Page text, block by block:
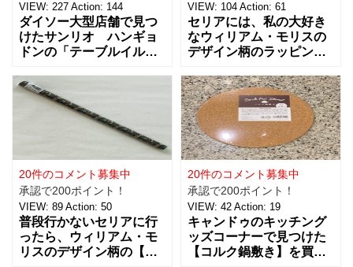
VIEW: 227 Action: 144
ダイソー大型店舗で見つ
けたサンリオ ハンギョ
ドンの「テーブルイルミ
円を買ってきました。 パ
ーティーのテーブルデコ
レーションやおやすみ前
のリラックスタイムに良
さそうな商品で、あの
「ハンギョドン」がデザ
インされたライトは、
VIEW: 104 Action: 61
セリアには、私の大好き
なウィリアム・モリスの
デザイン柄のラッピング
です！【サテンリボンマ
スターピースコレクショ
ン/WM】もとっても素敵
なので、紹介しますね。
サテンリボンの材質は、
ポリエステル。サイズ
は、約幅30㎜ x
20件のコメント募集中
承認で200ポイント！
VIEW: 89 Action: 50
普段行かないセリアに行
ったら、ウィリアム・モ
リスのデザイン柄の【包
20件のコメント募集中
承認で200ポイント！
VIEW: 42 Action: 19
キャンドゥのキッチング
ッズコーナーで見つけた
【コルク鍋敷き】を買っ